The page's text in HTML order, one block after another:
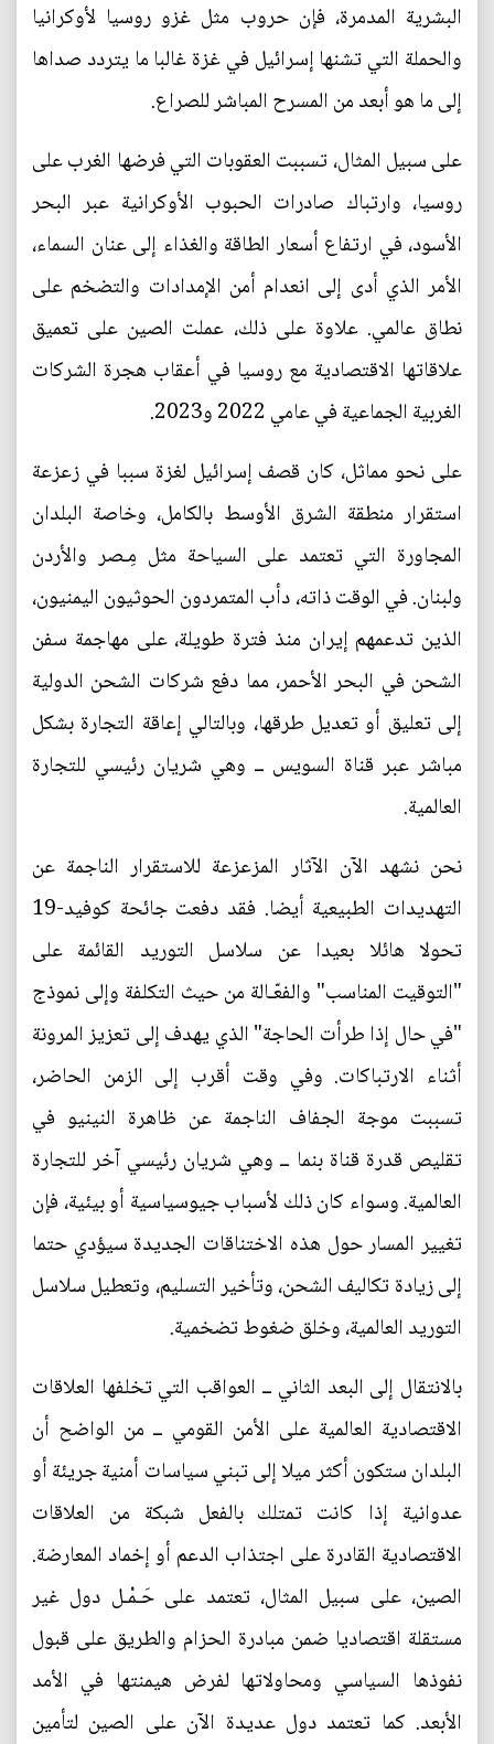
البشرية المدمرة، فإن حروب مثل غزو روسيا لأوكرانيا
والحملة التي تشنها إسرائيل في غزة غالبا ما يتردد صداها
إلى ما هو أبعد من المسرح المباشر للصراع.
على سبيل المثال، تسببت العقوبات التي فرضها الغرب على
روسيا، وارتباك صادرات الحبوب الأوكرانية عبر البحر
الأسود، في ارتفاع أسعار الطاقة والغذاء إلى عنان السماء،
الأمر الذي أدى إلى انعدام أمن الإمدادات والتضخم على
نطاق عالمي. علاوة على ذلك، عملت الصين على تعميق
علاقاتها الاقتصادية مع روسيا في أعقاب هجرة الشركات
الغربية الجماعية في عامي 2022 و2023.
على نحو مماثل، كان قصف إسرائيل لغزة سببا في زعزعة
استقرار منطقة الشرق الأوسط بالكامل، وخاصة البلدان
المجاورة التي تعتمد على السياحة مثل مِـصر والأردن
ولبنان. في الوقت ذاته، دأب المتمردون الحوثيون اليمنيون،
الذين تدعمهم إيران منذ فترة طويلة، على مهاجمة سفن
الشحن في البحر الأحمر، مما دفع شركات الشحن الدولية
إلى تعليق أو تعديل طرقها، وبالتالي إعاقة التجارة بشكل
مباشر عبر قناة السويس ــ وهي شريان رئيسي للتجارة
العالمية.
نحن نشهد الآن الآثار المزعزعة للاستقرار الناجمة عن
التهديدات الطبيعية أيضا. فقد دفعت جائحة كوفيد-19
تحولا هائلا بعيدا عن سلاسل التوريد القائمة على
"التوقيت المناسب" والفعّـالة من حيث التكلفة وإلى نموذج
"في حال إذا طرأت الحاجة" الذي يهدف إلى تعزيز المرونة
أثناء الارتباكات. وفي وقت أقرب إلى الزمن الحاضر،
تسببت موجة الجفاف الناجمة عن ظاهرة النينيو في
تقليص قدرة قناة بنما ــ وهي شريان رئيسي آخر للتجارة
العالمية. وسواء كان ذلك لأسباب جيوسياسية أو بيئية، فإن
تغيير المسار حول هذه الاختناقات الجديدة سيؤدي حتما
إلى زيادة تكاليف الشحن، وتأخير التسليم، وتعطيل سلاسل
التوريد العالمية، وخلق ضغوط تضخمية.
بالانتقال إلى البعد الثاني ــ العواقب التي تخلفها العلاقات
الاقتصادية العالمية على الأمن القومي ــ من الواضح أن
البلدان ستكون أكثر ميلا إلى تبني سياسات أمنية جريئة أو
عدوانية إذا كانت تمتلك بالفعل شبكة من العلاقات
الاقتصادية القادرة على اجتذاب الدعم أو إخماد المعارضة.
الصين، على سبيل المثال، تعتمد على حَـمْـل دول غير
مستقلة اقتصاديا ضمن مبادرة الحزام والطريق على قبول
نفوذها السياسي ومحاولاتها لفرض هيمنتها في الأمد
الأبعد. كما تعتمد دول عديدة الآن على الصين لتأمين